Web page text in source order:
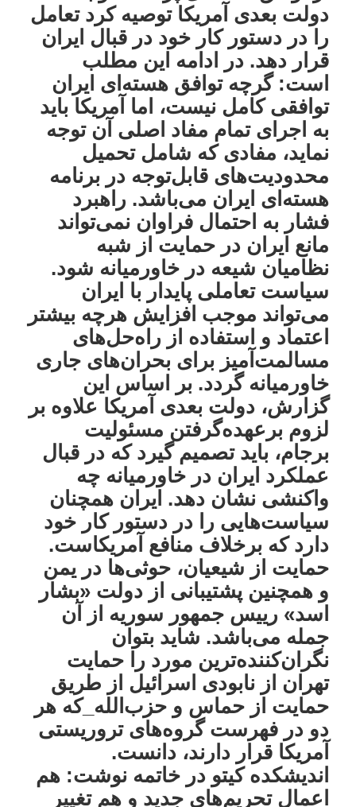
دولت بعدی آمریکا توصیه کرد تعامل
را در دستور کار خود در قبال ایران
قرار دهد. در ادامه این مطلب
است: گرچه توافق هسته‌ای ایران
توافقی کامل نیست، اما آمریکا باید
به اجرای تمام مفاد اصلی آن توجه
نماید، مفادی که شامل تحمیل
محدودیت‌های قابل‌توجه در برنامه
هسته‌ای ایران می‌باشد. راهبرد
فشار به احتمال فراوان نمی‌تواند
مانع ایران در حمایت از شبه
نظامیان شیعه در خاورمیانه شود.
سیاست تعاملی پایدار با ایران
می‌تواند موجب افزایش هرچه بیشتر
اعتماد و استفاده از راه‌حل‌های
مسالمت‌آمیز برای بحران‌های جاری
خاورمیانه گردد. بر اساس این
گزارش، دولت بعدی آمریکا علاوه بر
لزوم برعهده‌گرفتن مسئولیت
برجام، باید تصمیم گیرد که در قبال
عملکرد ایران در خاورمیانه چه
واکنشی نشان دهد. ایران همچنان
سیاست‌هایی را در دستور کار خود
دارد که برخلاف منافع آمریکاست.
حمایت از شیعیان، حوثی‌ها در یمن
و همچنین پشتیبانی‌ از دولت «بشار
اسد» رییس جمهور سوریه از آن
جمله می‌باشد. شاید بتوان
نگران‌کننده‌ترین مورد را حمایت
تهران از نابودی اسرائیل از طریق
حمایت از حماس و حزب‌الله_که هر
دو در فهرست گروه‌های تروریستی
آمریکا قرار دارند، دانست.
اندیشکده کیتو در خاتمه نوشت: هم
اعمال تحریم‌های جدید و هم تغییر